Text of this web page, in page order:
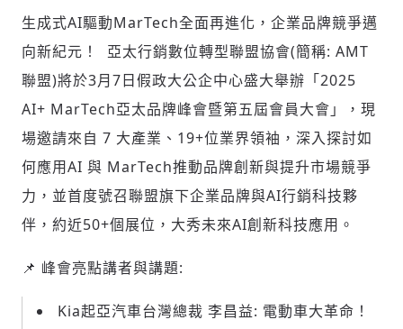
科技
社會
生成式AI驅動MarTech全面再進化，企業品牌競爭邁
向新紀元！ 亞太行銷數位轉型聯盟協會(簡稱: AMT
聯盟)將於3月7日假政大公企中心盛大舉辦「2025
AI+ MarTech亞太品牌峰會暨第五屆會員大會」，現
場邀請來自 7 大產業、19+位業界領袖，深入探討如
何應用AI 與 MarTech推動品牌創新與提升市場競爭
力，並首度號召聯盟旗下企業品牌與AI行銷科技夥
伴，約近50+個展位，大秀未來AI創新科技應用。
📌 峰會亮點講者與講題:
Kia起亞汽車台灣總裁 李昌益: 電動車大革命！